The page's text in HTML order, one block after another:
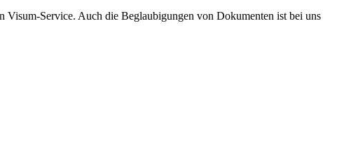
Visum-Service. Auch die Beglaubigungen von Dokumenten ist bei uns